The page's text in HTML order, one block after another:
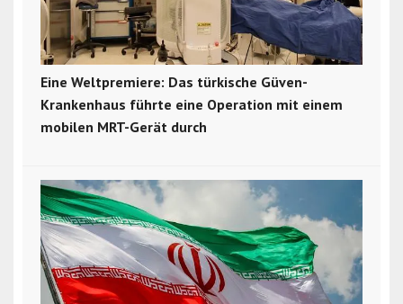
Eine Weltpremiere: Das türkische Güven-
Krankenhaus führte eine Operation mit einem
mobilen MRT-Gerät durch